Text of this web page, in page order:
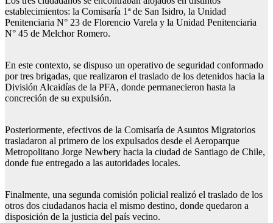
establecimientos: la Comisaría 1ª de San Isidro, la Unidad
Penitenciaria N° 23 de Florencio Varela y la Unidad Penitenciaria
N° 45 de Melchor Romero.
En este contexto, se dispuso un operativo de seguridad conformado
por tres brigadas, que realizaron el traslado de los detenidos hacia la
División Alcaidías de la PFA, donde permanecieron hasta la
concreción de su expulsión.
Posteriormente, efectivos de la Comisaría de Asuntos Migratorios
trasladaron al primero de los expulsados desde el Aeroparque
Metropolitano Jorge Newbery hacia la ciudad de Santiago de Chile,
donde fue entregado a las autoridades locales.
Finalmente, una segunda comisión policial realizó el traslado de los
otros dos ciudadanos hacia el mismo destino, donde quedaron a
disposición de la justicia del país vecino.